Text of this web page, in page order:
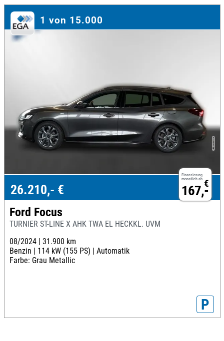
1 von 15.000
Finanzierung
monatlich ab €
167,-
26.210,- €
Ford Focus
TURNIER ST-LINE X AHK TWA EL HECKKL. UVM
08/2024 | 31.900 km
Benzin | 114 kW (155 PS) | Automatik
Farbe: Grau Metallic
P